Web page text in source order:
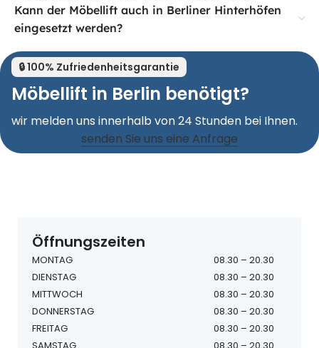
Kann der Möbellift auch in Berliner Hinterhöfen
eingesetzt werden?
🔒 100% Zufriedenheitsgarantie
Möbellift in Berlin benötigt?
wir melden uns innerhalb von 24 Stunden bei Ihnen.
senden Sie uns eine Anfrage
Öffnungszeiten
MONTAG
08.30 – 20.30
DIENSTAG
08.30 – 20.30
MITTWOCH
08.30 – 20.30
DONNERSTAG
08.30 – 20.30
FREITAG
08.30 – 20.30